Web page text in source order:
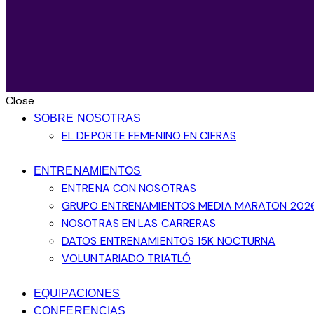
Close
SOBRE NOSOTRAS
EL DEPORTE FEMENINO EN CIFRAS
ENTRENAMIENTOS
ENTRENA CON NOSOTRAS
GRUPO ENTRENAMIENTOS MEDIA MARATON
NOSOTRAS EN LAS CARRERAS
DATOS ENTRENAMIENTOS 15K NOCTURNA
VOLUNTARIADO TRIATLÓ
EQUIPACIONES
CONFERENCIAS